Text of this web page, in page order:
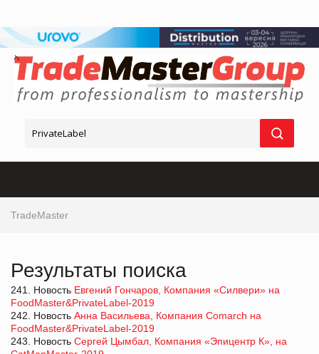
TradeMaster
Результаты поиска
241. Новость Евгений Гончаров, Компания «Силвери» на
FoodMaster&PrivateLabel-2019
242. Новость Анна Васильева, Компания Comarch на
FoodMaster&PrivateLabel-2019
243. Новость Сергей Цымбал, Компания «Эпицентр К», на